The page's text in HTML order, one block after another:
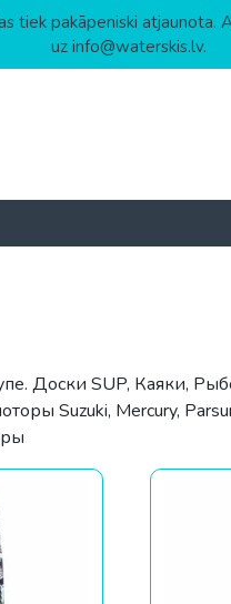
tiek pakāpeniski
uz info@waterskis.lv.
Доски SUP, Каяки,
Suzuki, Mercury,